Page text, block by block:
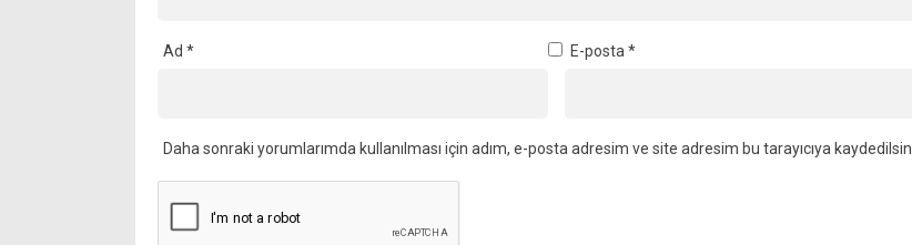
Ad * E-posta *
Daha sonraki yorumlarımda kullanılması için adım, e-posta adresim ve site adresim bu tarayıcıya kaydedilsin.